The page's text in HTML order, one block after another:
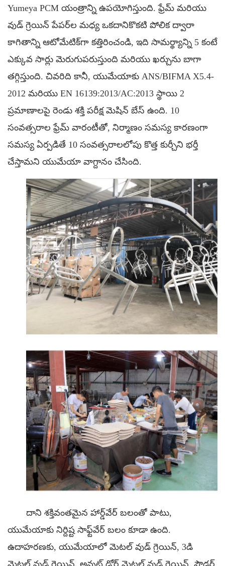
Yumeya PCM యంత్రాన్ని ఉపయోగిస్తుంది. ఫ్రేమ్ మరియు
వుడ్ గ్రెయిన్ పేపర్‌ల మధ్య ఒకదానికొకటి పోలిక ద్వారా
కాగితాన్ని ఆటోమేటిక్‌గా కత్తిరించండి, ఇది సామర్థ్యాన్ని 5 కంటే
ఎక్కువ సార్లు మెరుగుపరుస్తుంది మరియు ఖర్చును బాగా
తగ్గిస్తుంది. చివరిది కానీ, యుమేయాకు ANS/BIFMA X5.4-
2012 మరియు EN 16139:2013/AC:2013 స్థాయి 2
ప్రమాణాలపై రెండు శక్తి పరీక్ష మెషిన్ బేస్ ఉంది. 10
సంవత్సరాల ఫ్రేమ్ వారంటీతో, నిర్మాణం సమస్య కారణంగా
సమస్య ఏర్పడితే 10 సంవత్సరాలలోపు కొత్త కుర్చీని భర్తీ
చేస్తామని యుమేయా వాగ్దానం చేసింది.
దాని శక్తివంతమైన హార్డ్‌వేర్ బలంతో పాటు,
యుమేయాకు నిర్దిష్ట సాఫ్ట్‌వేర్ బలం కూడా ఉంది.
ఉదాహరణకు, యుమేయాలో మెటల్ వుడ్ గ్రెయిన్, 3డి
మెటల్ వుడ్ గ్రెయిన్, అవుట్ డోర్ మెటల్ వుడ్ గ్రెయిన్, పౌడర్